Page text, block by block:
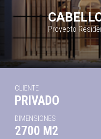
Proyecto
CLIENTE
PRIVADO
DIMENSIONES
2700 M2